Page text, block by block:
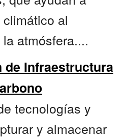
al
atmósfera....
Infraestructura
tecnologías y
y almacenar